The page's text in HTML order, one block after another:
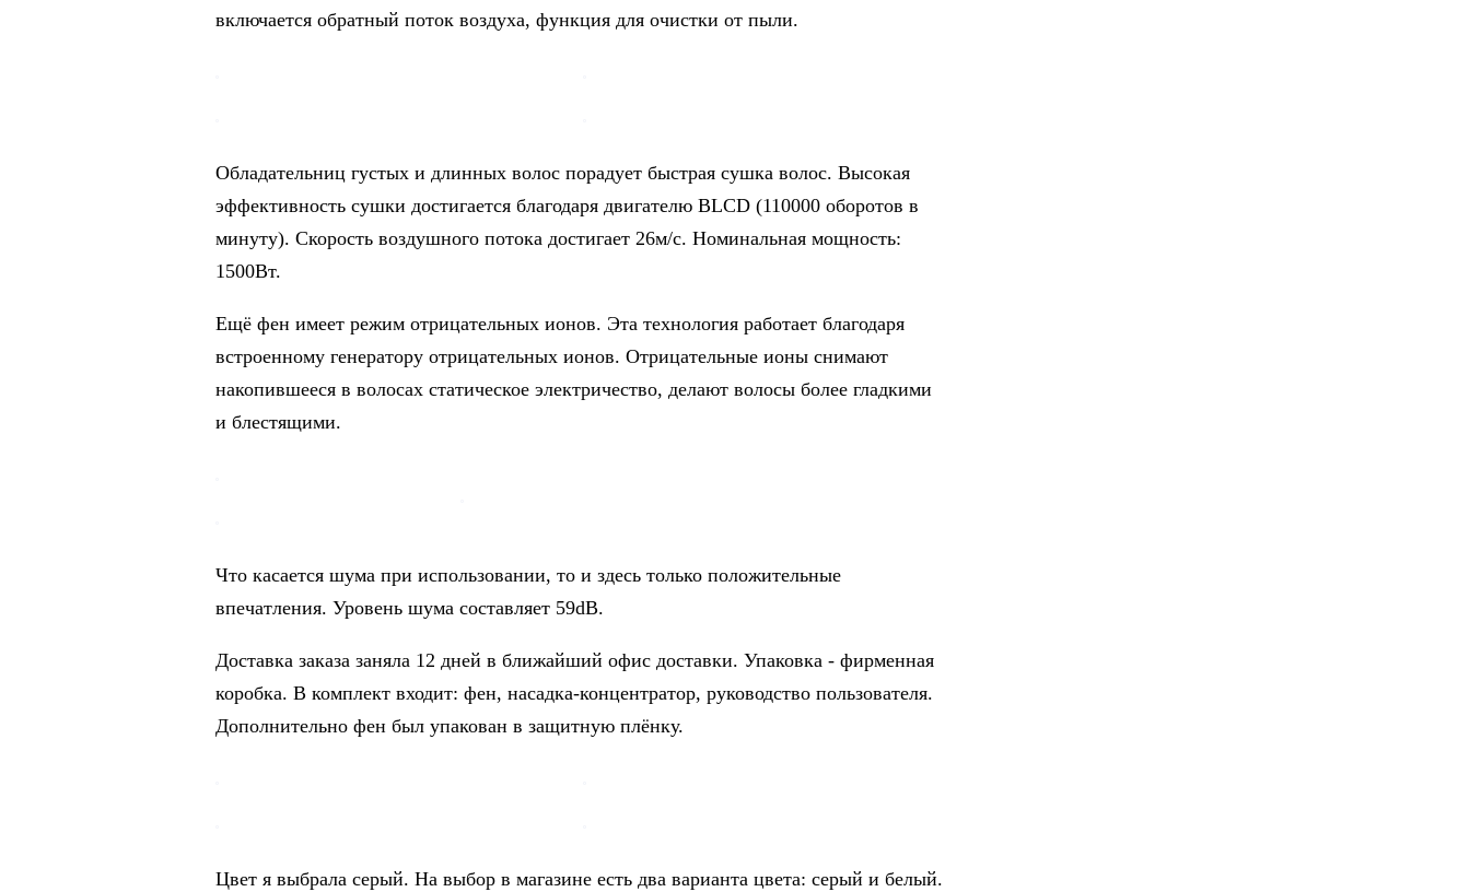
включается обратный поток воздуха, функция для очистки от пыли.
Обладательниц густых и длинных волос порадует быстрая сушка волос. Высокая
эффективность сушки достигается благодаря двигателю BLCD (110000 оборотов в
минуту). Скорость воздушного потока достигает 26м/с. Номинальная мощность:
1500Вт.
Ещё фен имеет режим отрицательных ионов. Эта технология работает благодаря
встроенному генератору отрицательных ионов. Отрицательные ионы снимают
накопившееся в волосах статическое электричество, делают волосы более гладкими
и блестящими.
Что касается шума при использовании, то и здесь только положительные
впечатления. Уровень шума составляет 59dB.
Доставка заказа заняла 12 дней в ближайший офис доставки. Упаковка - фирменная
коробка. В комплект входит: фен, насадка-концентратор, руководство пользователя.
Дополнительно фен был упакован в защитную плёнку.
Цвет я выбрала серый. На выбор в магазине есть два варианта цвета: серый и белый.